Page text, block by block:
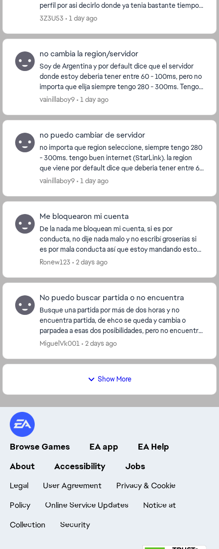
perfil por asi decirlo donde ya tenia bastante tiempo
(desde que inicio apex) y pues me inicio d...
3Z3U53 1 day ago
no cambia la region/servidor
Soy de Argentina y por default dice que el servidor
donde estoy deberia tener entre 60 - 100ms, pero no
importa que elija siempre tengo 280 - 300ms. Tengo
Starlink, no se si es el problema. No tengo...
vainillaboy9 1 day ago
no puedo cambiar de servidor
no importa que region seleccione, siempre tengo 280
- 300ms. tengo buen internet (StarLink). la region
que viene por default dice que deberia tener entre 60
- 100 ms, pero cuando juego tengo 280 - 3...
vainillaboy9 1 day ago
Me bloquearon mi cuenta
De la nada me bloquean mi cuenta, si es por
conducta, no dije nada malo y no escribí groserías si
es por mala conducta así que estoy mandando esto
para que me desbloqueen les agradecía que
Ronew123 2 days ago
No puedo buscar partida o no encuentra
Busque una partida por más de dos horas y no
encuentra partida, de ehco se queda y cambia o
parpadea a esas dos posibilidades, pero no encuentra
nada, ya desistale, ya instale no se que ...
MiguelVk001 2 days ago
Show More
Browse Games EA app
EA Help
About
Accessibility Jobs
Legal User Agreement
Privacy & Cookie
Policy
Online Service Updates
Notice at
Collection
Security